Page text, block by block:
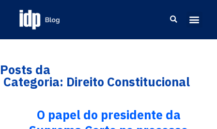
Posts da
Categoria: Direito Constitucional
O papel do presidente da